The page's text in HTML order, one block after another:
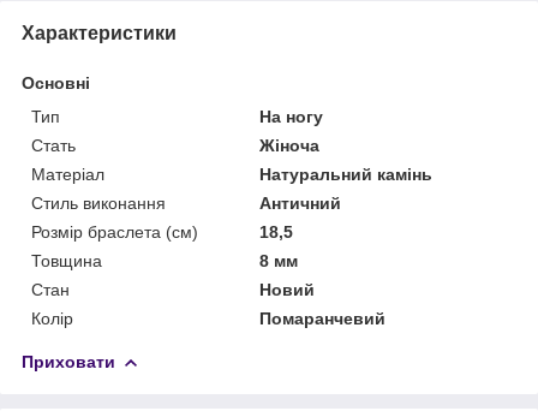
Характеристики
Основні
Тип
На ногу
Стать
Жіноча
Матеріал
Натуральний камінь
Стиль виконання
Античний
Розмір браслета (см)
18,5
Товщина
8 мм
Стан
Новий
Колір
Помаранчевий
Приховати